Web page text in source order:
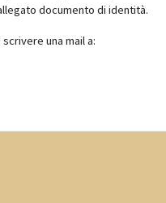
documento di identità.
una mail a: